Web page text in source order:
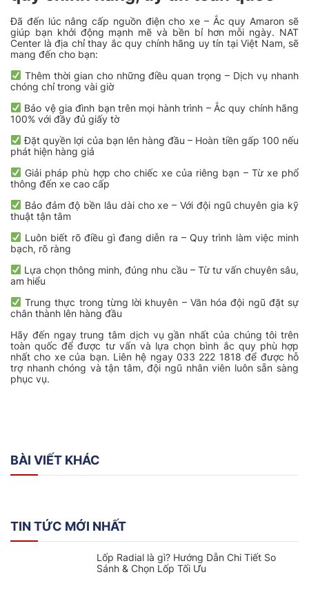
Đã đến lúc nâng cấp nguồn điện cho xe – Ắc quy Amaron sẽ
giúp bạn khởi động mạnh mẽ và bền bỉ hơn mỗi ngày. NAT
Center là địa chỉ thay ắc quy chính hãng uy tín tại Việt Nam, sẽ
mang đến cho bạn:
Thêm thời gian cho những điều quan trọng – Dịch vụ nhanh
chóng chỉ trong vài giờ
Bảo vệ gia đình bạn trên mọi hành trình – Ắc quy chính hãng
100% với đầy đủ giấy tờ
Đặt quyền lợi của bạn lên hàng đầu – Hoàn tiền gấp 100 nếu
phát hiện hàng giả
Giải pháp phù hợp cho chiếc xe của riêng bạn – Từ xe phổ
thông đến xe cao cấp
Bảo đảm độ bền lâu dài cho xe – Với đội ngũ chuyên gia kỹ
thuật tận tâm
Luôn biết rõ điều gì đang diễn ra – Quy trình làm việc minh
bạch, rõ ràng
Lựa chọn thông minh, đúng nhu cầu – Từ tư vấn chuyên sâu,
am hiểu
Trung thực trong từng lời khuyên – Văn hóa đội ngũ đặt sự
chân thành lên hàng đầu
Hãy đến ngay trung tâm dịch vụ gần nhất của chúng tôi trên
toàn quốc để được tư vấn và lựa chọn bình ắc quy phù hợp
nhất cho xe của bạn. Liên hệ ngay 033 222 1818 để được hỗ
trợ nhanh chóng và tận tâm, đội ngũ nhân viên luôn sẵn sàng
phục vụ.
BÀI VIẾT KHÁC
TIN TỨC MỚI NHẤT
Lốp Radial là gì? Hướng Dẫn Chi Tiết So
Sánh & Chọn Lốp Tối Ưu